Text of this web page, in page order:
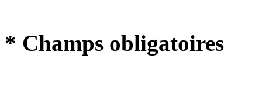
* Champs obligatoires